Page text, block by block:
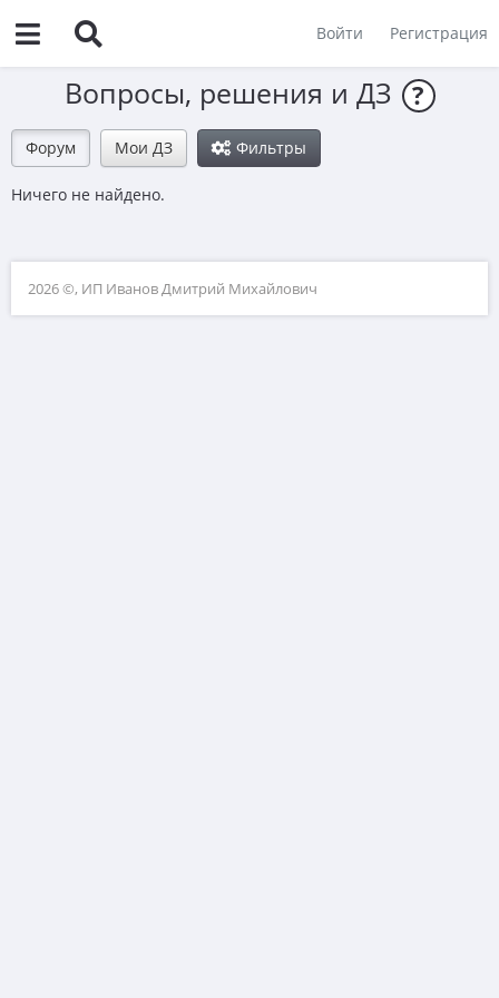
Войти Регистрация
Вопросы, решения и ДЗ ?
Форум Мои ДЗ Фильтры
Ничего не найдено.
2026 ©, ИП Иванов Дмитрий Михайлович